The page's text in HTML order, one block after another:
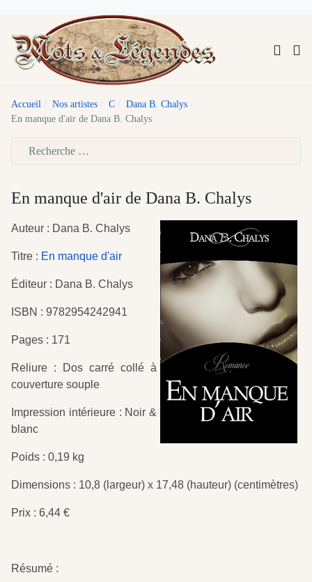
Accueil Nos artistes C
Dana B. Chalys
En manque d'air de Dana B. Chalys
En manque d'air de Dana B. Chalys
Auteur : Dana B. Chalys
Titre : En manque d'air
Éditeur : Dana B. Chalys
ISBN : 9782954242941
Pages : 171
Reliure : Dos carré collé à
couverture souple
Impression intérieure : Noir &
blanc
Poids : 0,19 kg
Dimensions : 10,8 (largeur) x 17,48 (hauteur) (centimètres)
Prix : 6,44 €
Résumé :